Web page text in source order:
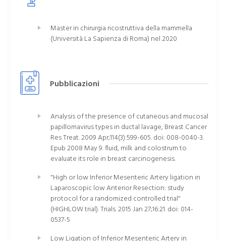
Master in chirurgia ricostruttiva della mammella
(Università La Sapienza di Roma) nel 2020
Pubblicazioni
Analysis of the presence of cutaneous and mucosal
papillomavirus types in ductal lavage, Breast Cancer
Res Treat. 2009 Apr;114(3):599-605. doi: 008-0040-3.
Epub 2008 May 9. fluid, milk and colostrum to
evaluate its role in breast carcinogenesis.
"High or low Inferior Mesenteric Artery ligation in
Laparoscopic low Anterior Resection: study
protocol for a randomized controlled trial"
(HIGHLOW trial). Trials. 2015 Jan 27;16:21. doi: 014-
0537-5